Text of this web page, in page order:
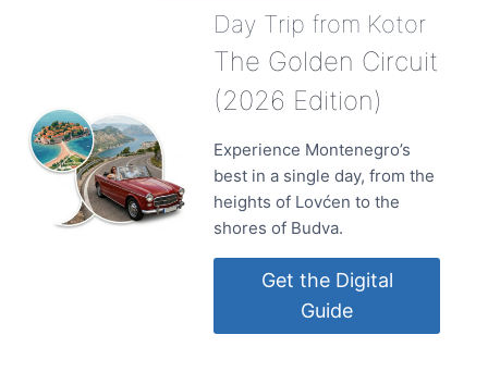
Day Trip from Kotor
The Golden Circuit
(2026 Edition)
Experience Montenegro’s
best in a single day, from the
heights of Lovćen to the
shores of Budva.
Get the Digital
Guide